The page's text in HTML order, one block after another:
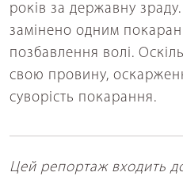
років за державну
замінено одним
позбавлення волі.
свою провину,
суворість покарання.
Цей репортаж входить